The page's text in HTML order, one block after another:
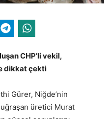
CHP’li vekil,
dikkat çekti
Gürer, Niğde’nin
uğraşan üretici Murat